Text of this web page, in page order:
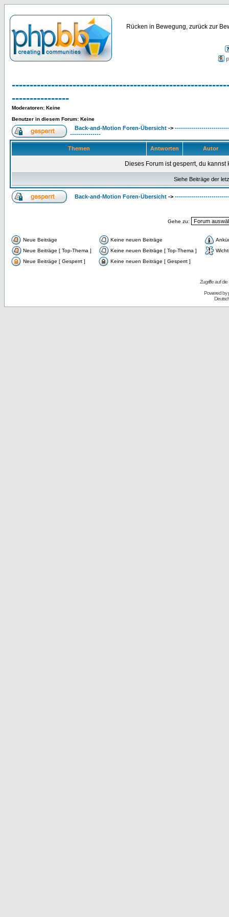
Rücken in Bewegung, zurück zur
----------------
Moderatoren: Keine
Benutzer in diesem Forum: Keine
Back-and-Motion Foren-Übersicht ->
---------------
Themen Antworten Autor
Dieses Forum ist gesperrt, du
Siehe Beiträge der
Back-and-Motion Foren-Übersicht ->
Gehe zu:
Neue Beiträge Keine neuen Beiträge
Neue Beiträge [ Top-Thema ]
Keine neuen Beiträge [ Top-Thema ]
Neue Beiträge [ Gesperrt ]
Keine neuen Beiträge [ Gesperrt ]
Zugriffe auf
Powered by